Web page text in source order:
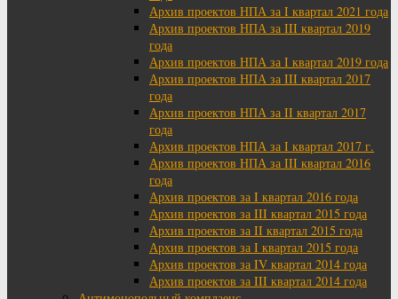
Архив проектов НПА за I квартал 2021 года
Архив проектов НПА за III квартал 2019
года
Архив проектов НПА за I квартал 2019 года
Архив проектов НПА за III квартал 2017
года
Архив проектов НПА за II квартал 2017
года
Архив проектов НПА за I квартал 2017 г.
Архив проектов НПА за III квартал 2016
года
Архив проектов за I квартал 2016 года
Архив проектов за III квартал 2015 года
Архив проектов за II квартал 2015 года
Архив проектов за I квартал 2015 года
Архив проектов за IV квартал 2014 года
Архив проектов за III квартал 2014 года